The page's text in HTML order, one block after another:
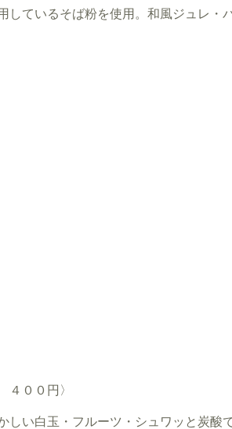
しているそば粉を使用。和風ジュレ・
４００円〉
しい白玉・フルーツ・シュワッと炭酸